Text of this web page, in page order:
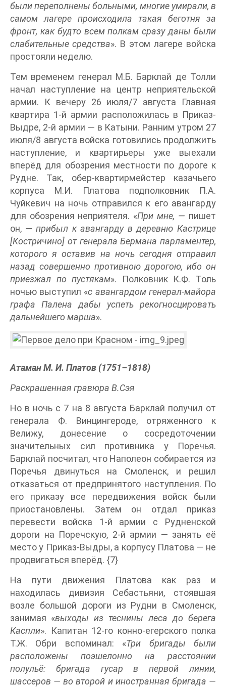
были переполнены больными, многие умирали, в
самом лагере происходила такая беготня за
фронт, как будто всем полкам сразу даны были
слабительные средства». В этом лагере войска
простояли неделю.
Тем временем генерал М.Б. Барклай де Толли
начал наступление на центр неприятельской
армии. К вечеру 26 июля/7 августа Главная
квартира 1-й армии расположилась в Приказ-
Выдре, 2-й армии — в Катыни. Ранним утром 27
июля/8 августа войска готовились продолжить
наступление, и квартирьеры уже выехали
вперёд для обозрения местности по дороге к
Рудне. Так, обер-квартирмейстер казачьего
корпуса М.И. Платова подполковник П.А.
Чуйкевич на ночь отправился к его авангарду
для обозрения неприятеля. «При мне, — пишет
он, — прибыл к авангарду в деревню Кастрице
[Костричино] от генерала Бермана парламентер,
которого я оставив на ночь сегодня отправил
назад совершенно противною дорогою, ибо он
приезжал по пустякам». Полковник К.Ф. Толь
ночью выступил «с авангардом генерал-майора
графа Палена дабы успеть рекогносцировать
дальнейшего марша».
Атаман М. И. Платов (1751–1818)
Раскрашенная гравюра В.Сэя
Но в ночь с 7 на 8 августа Барклай получил от
генерала Ф. Винцингероде, отряженного к
Велижу, донесение о сосредоточении
значительных сил противника у Поречья.
Барклай посчитал, что Наполеон собирается из
Поречья двинуться на Смоленск, и решил
отказаться от предпринятого наступления. По
его приказу все передвижения войск были
приостановлены. Затем он отдал приказ
перевести войска 1-й армии с Рудненской
дороги на Поречскую, 2-й армии — занять её
место у Приказ-Выдры, а корпусу Платова — не
продвигаться вперёд. {7}
На пути движения Платова как раз и
находилась дивизия Себастьяни, стоявшая
возле большой дороги из Рудни в Смоленск,
занимая «выходы из теснины леса до берега
Каспли». Капитан 12-го конно-егерского полка
Т.Ж. Обри вспоминал: «Три бригады были
расположены поэшелонно на расстоянии
полульё: бригада гусар в первой линии,
шассеров — во второй и иностранная бригада —